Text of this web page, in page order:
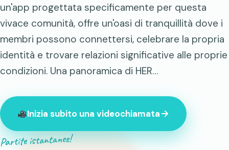
un'app progettata specificamente per questa
vivace comunità, offre un'oasi di tranquillità dove i
membri possono connettersi, celebrare la propria
identità e trovare relazioni significative alle proprie
condizioni. Una panoramica di HER…
Inizia subito una videochiamata
Partite istantanee!